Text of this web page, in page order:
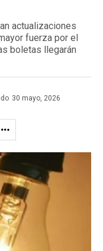
actualizaciones
fuerza por el
boletas llegarán
30 mayo, 2026